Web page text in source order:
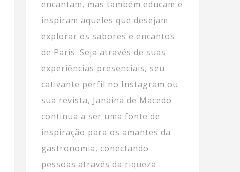
encantam, mas também educam e
inspiram aqueles que desejam
explorar os sabores e encantos
de Paris. Seja através de suas
experiências presenciais, seu
cativante perfil no Instagram ou
sua revista, Janaina de Macedo
continua a ser uma fonte de
inspiração para os amantes da
gastronomia, conectando
pessoas através da riqueza